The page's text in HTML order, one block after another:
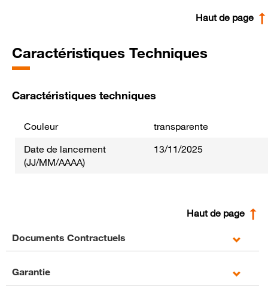
Haut de page
Caractéristiques Techniques
Caractéristiques techniques
Couleur
transparente
Date de lancement
(JJ/MM/AAAA)
13/11/2025
Haut de page
Documents Contractuels
Garantie